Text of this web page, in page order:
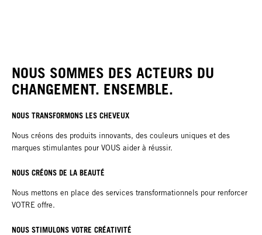
NOUS SOMMES DES ACTEURS DU
CHANGEMENT. ENSEMBLE.
NOUS TRANSFORMONS LES CHEVEUX
Nous créons des produits innovants, des couleurs uniques et des
marques stimulantes pour VOUS aider à réussir.
NOUS CRÉONS DE LA BEAUTÉ
Nous mettons en place des services transformationnels pour renforcer
VOTRE offre.
NOUS STIMULONS VOTRE CRÉATIVITÉ